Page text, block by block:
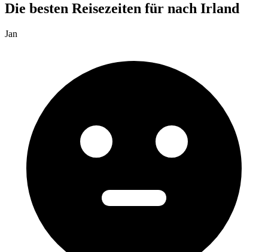
Die besten Reisezeiten für nach Irland
Jan